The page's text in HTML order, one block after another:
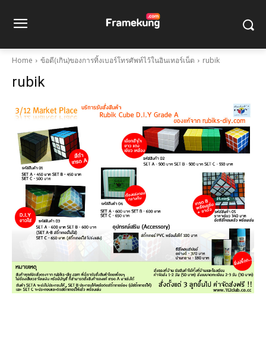
Home ข้อดี(เกิน)ของการทิ้งเบอร์โทรศัพท์ไว้ในอินเทอร์เน็ต rubik
rubik